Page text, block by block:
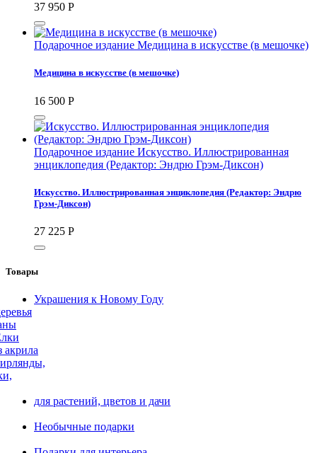
37 950 Р
Подарочное издание Медицина в искусстве (в мешочке)
Медицина в искусстве (в мешочке)
16 500 Р
Подарочное издание Искусство. Иллюстрированная
энциклопедия (Редактор: Эндрю Грэм-Диксон)
Искусство. Иллюстрированная энциклопедия (Редактор: Эндрю
Грэм-Диксон)
27 225 Р
Товары
Украшения к Новому Году
акрила
для растений, цветов и дачи
Необычные подарки